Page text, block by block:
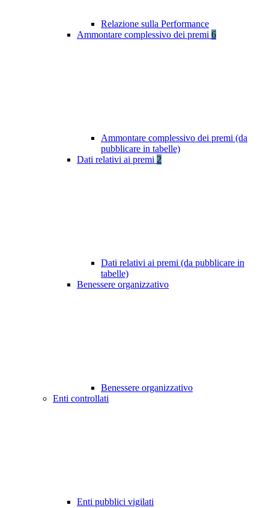
Relazione sulla Performance
Ammontare complessivo dei premi 6
Ammontare complessivo dei premi (da
pubblicare in tabelle)
Dati relativi ai premi 2
Dati relativi ai premi (da pubblicare in
tabelle)
Benessere organizzativo
Benessere organizzativo
Enti controllati
Enti pubblici vigilati